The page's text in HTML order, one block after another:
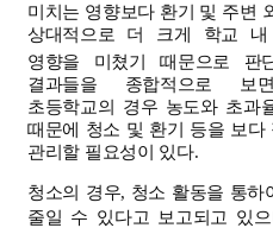
미치는 영향보다 환기 및 주변
상대적으로 더 크게 학교
영향을 미쳤기 때문으로 판
결과들을 종합적으로 보
초등학교의 경우 농도와 초과
때문에 청소 및 환기 등을 보다
관리할 필요성이 있다.
청소의 경우, 청소 활동을 통하
줄일 수 있다고 보고되고 있